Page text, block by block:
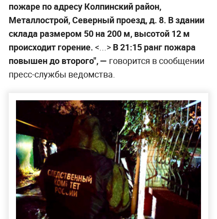
пожаре по адресу Колпинский район,
Металлострой, Северный проезд, д. 8. В здании
склада размером 50 на 200 м, высотой 12 м
происходит горение. <...>В 21:15 ранг пожара
повышен до второго", — говорится в сообщении
пресс-службы ведомства.